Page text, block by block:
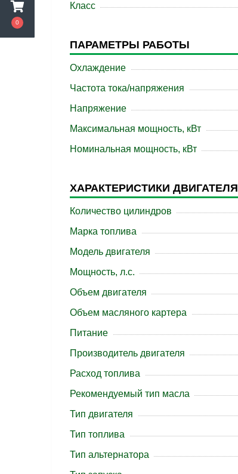
0
Класс
ПАРАМЕТРЫ РАБОТЫ
Охлаждение
Частота тока/напряжения
Напряжение
Максимальная мощность, кВт
Номинальная мощность, кВт
ХАРАКТЕРИСТИКИ ДВИГАТЕЛЯ
Количество цилиндров
Марка топлива
Модель двигателя
Мощность, л.с.
Объем двигателя
Объем масляного картера
Питание
Производитель двигателя
Расход топлива
Рекомендуемый тип масла
Тип двигателя
Тип топлива
Тип альтернатора